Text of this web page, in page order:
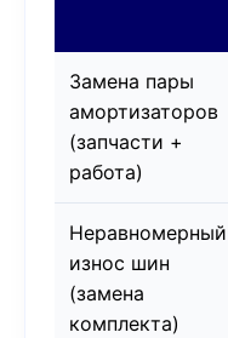
Замена пары
амортизаторов
(запчасти +
работа)
Неравномерный
износ шин
(замена
комплекта)